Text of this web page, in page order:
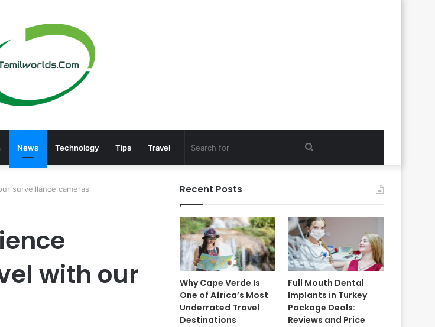
News Technology Tips Travel Search
surveillance cameras
with our
Recent Posts
Why Cape Verde Is
One of Africa’s Most
Underrated Travel
Destinations
Full Mouth Dental
Implants in Turkey
Package Deals:
Reviews and Price